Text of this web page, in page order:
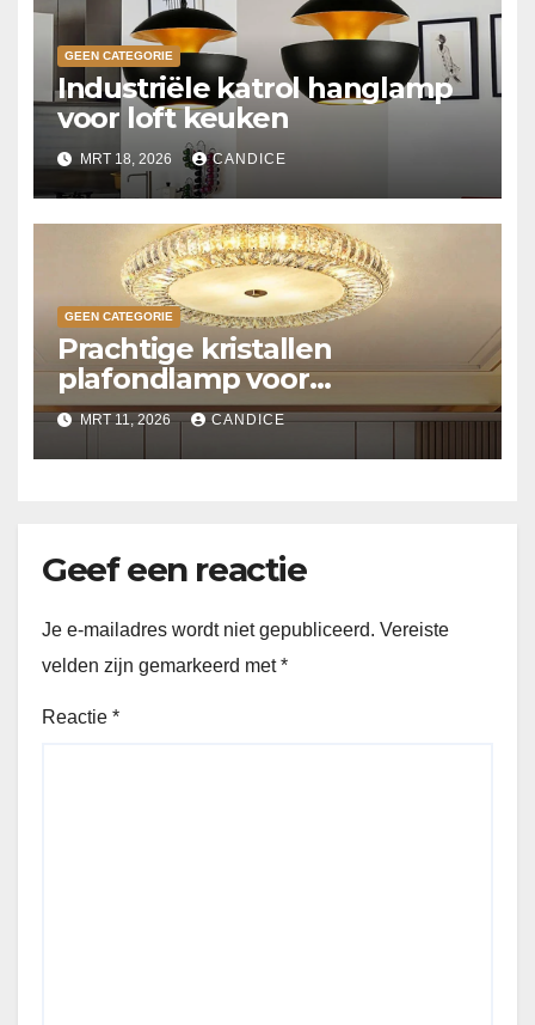
GEEN CATEGORIE
Industriële katrol hanglamp
voor loft keuken
MRT 18, 2026 CANDICE
GEEN CATEGORIE
Prachtige kristallen
plafondlamp voor
slaapkamer
MRT 11, 2026 CANDICE
Geef een reactie
Je e-mailadres wordt niet gepubliceerd. Vereiste
velden zijn gemarkeerd met*
Reactie *